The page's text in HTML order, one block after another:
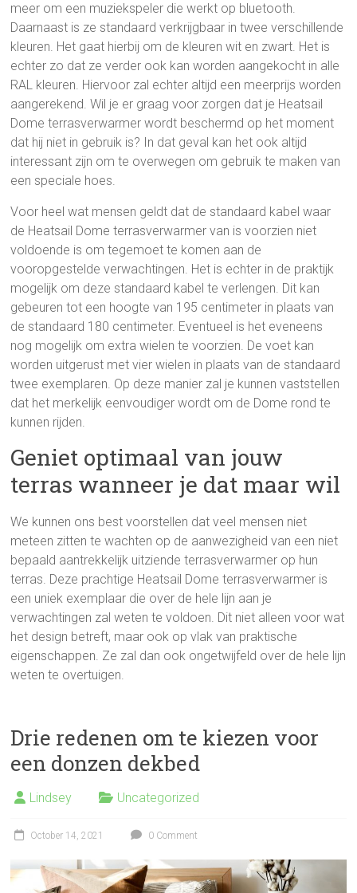
meer om een muziekspeler die werkt op bluetooth.
Daarnaast is ze standaard verkrijgbaar in twee verschillende
kleuren. Het gaat hierbij om de kleuren wit en zwart. Het is
echter zo dat ze verder ook kan worden aangekocht in alle
RAL kleuren. Hiervoor zal echter altijd een meerprijs worden
aangerekend. Wil je er graag voor zorgen dat je Heatsail
Dome terrasverwarmer wordt beschermd op het moment
dat hij niet in gebruik is? In dat geval kan het ook altijd
interessant zijn om te overwegen om gebruik te maken van
een speciale hoes.
Voor heel wat mensen geldt dat de standaard kabel waar
de Heatsail Dome terrasverwarmer van is voorzien niet
voldoende is om tegemoet te komen aan de
vooropgestelde verwachtingen. Het is echter in de praktijk
mogelijk om deze standaard kabel te verlengen. Dit kan
gebeuren tot een hoogte van 195 centimeter in plaats van
de standaard 180 centimeter. Eventueel is het eveneens
nog mogelijk om extra wielen te voorzien. De voet kan
worden uitgerust met vier wielen in plaats van de standaard
twee exemplaren. Op deze manier zal je kunnen vaststellen
dat het merkelijk eenvoudiger wordt om de Dome rond te
kunnen rijden.
Geniet optimaal van jouw
terras wanneer je dat maar wil
We kunnen ons best voorstellen dat veel mensen niet
meteen zitten te wachten op de aanwezigheid van een niet
bepaald aantrekkelijk uitziende terrasverwarmer op hun
terras. Deze prachtige Heatsail Dome terrasverwarmer is
een uniek exemplaar die over de hele lijn aan je
verwachtingen zal weten te voldoen. Dit niet alleen voor wat
het design betreft, maar ook op vlak van praktische
eigenschappen. Ze zal dan ook ongetwijfeld over de hele lijn
weten te overtuigen.
Drie redenen om te kiezen voor
een donzen dekbed
Lindsey Uncategorized
October 14, 2021 0 Comment